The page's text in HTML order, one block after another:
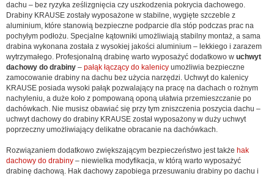
dachu – bez ryzyka ześlizgnięcia czy uszkodzenia pokrycia dachowego.
Drabiny KRAUSE zostały wyposażone w stabilne, wygięte szczeble z
aluminium, które stanowią bezpieczne podparcie dla stóp podczas prac na
pochyłym podłożu. Specjalne kątowniki umożliwiają stabilny montaż, a sama
drabina wykonana została z wysokiej jakości aluminium – lekkiego i zarazem
wytrzymałego. Profesjonalną drabinę warto wyposażyć dodatkowo w uchwyt
dachowy do drabiny – pałąk łączący do kalenicy umożliwia bezpieczne
zamocowanie drabiny na dachu bez użycia narzędzi. Uchwyt do kalenicy
KRAUSE posiada wysoki pałąk pozwalający na pracę na dachach o rożnym
nachyleniu, a duże koło z pompowaną oponą ułatwia przemieszczanie po
dachówkach. Nie musisz obawiać się przy tym zniszczenia poszycia dachu –
uchwyt dachowy do drabiny KRAUSE został wyposażony w duży uchwyt
poprzeczny umożliwiający delikatne obracanie na dachówkach.
Rozwiązaniem dodatkowo zwiększającym bezpieczeństwo jest także hak
dachowy do drabiny – niewielka modyfikacja, w którą warto wyposażyć
drabinę dachową. Hak dachowy zapobiega przesuwaniu drabiny po dachu i